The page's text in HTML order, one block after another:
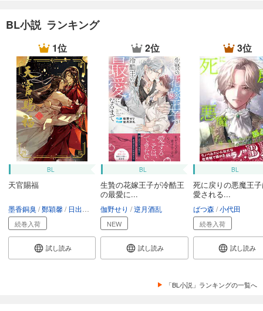
BL小説 ランキング
1位
BL
天官賜福
墨香銅臭 鄭穎馨 日出的小太陽
続巻入荷
試し読み
2位
BL
生贄の花嫁王子が冷酷王
の最愛に...
伽野せり 逆月酒乱
NEW
試し読み
3位
BL
死に戻りの悪魔王
愛される...
ばつ森 小代田
続巻入荷
試し読み
「BL小説」ランキングの一覧へ